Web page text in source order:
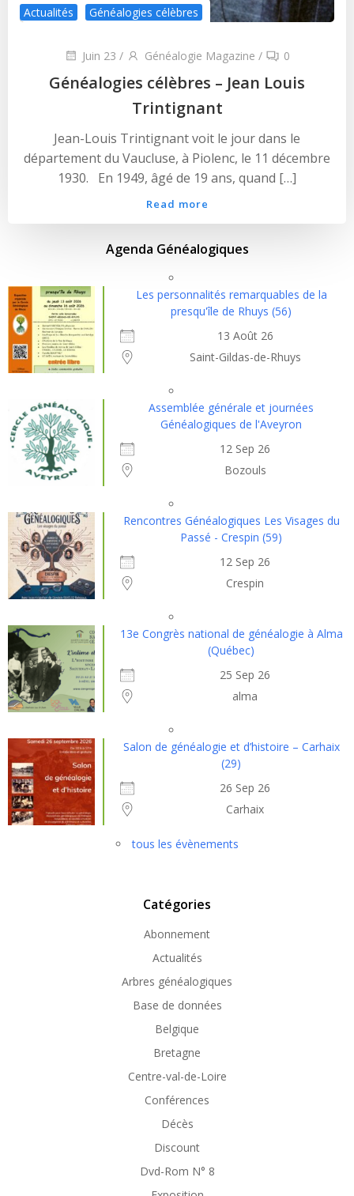
Actualités Généalogies célèbres
Juin 23 / Généalogie Magazine / 0
Généalogies célèbres – Jean Louis
Trintignant
Jean-Louis Trintignant voit le jour dans le
département du Vaucluse, à Piolenc, le 11 décembre
1930. En 1949, âgé de 19 ans, quand […]
Read more
Agenda Généalogiques
Les personnalités remarquables de la
presqu'île de Rhuys (56)
13 Août 26
Saint-Gildas-de-Rhuys
Assemblée générale et journées
Généalogiques de l'Aveyron
12 Sep 26
Bozouls
Rencontres Généalogiques Les Visages du
Passé - Crespin (59)
12 Sep 26
Crespin
13e Congrès national de généalogie à Alma
(Québec)
25 Sep 26
alma
Salon de généalogie et d’histoire – Carhaix
(29)
26 Sep 26
Carhaix
tous les évènements
Catégories
Abonnement
Actualités
Arbres généalogiques
Base de données
Belgique
Bretagne
Centre-val-de-Loire
Conférences
Décès
Discount
Dvd-Rom N° 8